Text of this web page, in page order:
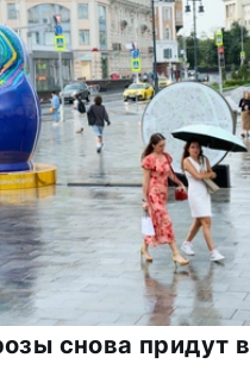
снова придут в